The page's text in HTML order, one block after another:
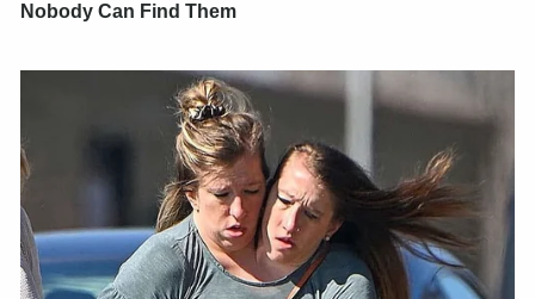
Nobody Can Find Them